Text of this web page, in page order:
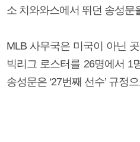
소 치와와스에서 뛰던 송성문
MLB 사무국은 미국이 아닌
빅리그 로스터를 26명에서 1
송성문은 ‘27번째 선수’ 규정